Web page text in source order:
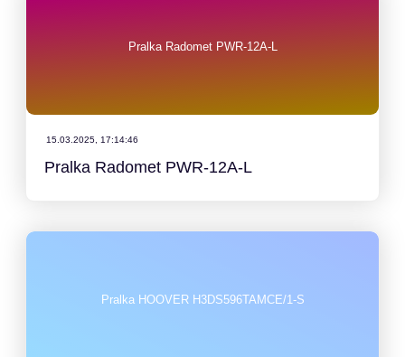
Pralka Radomet PWR-12A-L
15.03.2025, 17:14:46
Pralka Radomet PWR-12A-L
Pralka HOOVER H3DS596TAMCE/1-S